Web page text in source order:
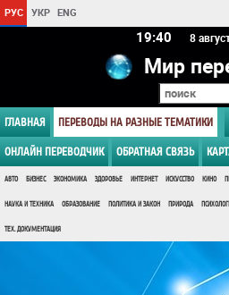
РУС УКР ENG
19 40 8
Мир
ГЛАВНАЯ ПЕРЕВОДЫ НА РАЗНЫЕ ТЕМАТИКИ
ОНЛАЙН ПЕРЕВОДЧИК ОБРАТНАЯ СВЯЗЬ
АВТО БИЗНЕС ЭКОНОМИКА ЗДОРОВЬЕ ИНТЕРНЕТ ИСКУССТВО КИНО
НАУКА И ТЕХНИКА ОБРАЗОВАНИЕ ПОЛИТИКА И ЗАКОН ПРИРОДА
ТЕХ. ДОКУМЕНТАЦИЯ